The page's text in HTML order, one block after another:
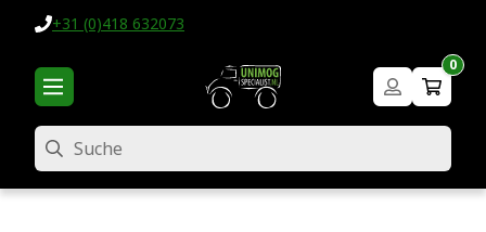
+31 (0)418 632073
0
Suche